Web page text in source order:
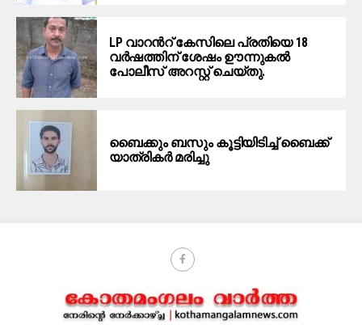
LP വാറൻറ് കേസിലെ പ്രതിയെ 18
വർഷത്തിന് ശേഷം ഊന്നുകൽ
പോലീസ് അറസ്റ്റ് ചെയ്തു.
ബൈക്കും ബസും കൂട്ടിയിടിച്ച് ബൈക്ക്
യാത്രികർ മരിച്ചു